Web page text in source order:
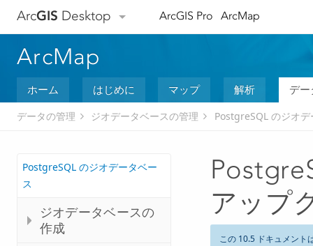
ArcGIS Desktop ArcGIS Pro ArcMap
ArcMap
ホーム はじめに マップ 解析 デ
データの管理 ジオデータベースの管理 PostgreSQL のジオ
PostgreSQL のジオデータベー
ス
ジオデータベースの
作成
アップ
この 10.5 ドキュメント